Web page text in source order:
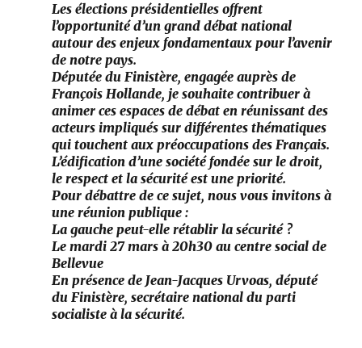
Les élections présidentielles offrent
l’opportunité d’un grand débat national
autour des enjeux fondamentaux pour l’avenir
de notre pays.
Députée du Finistère, engagée auprès de
François Hollande, je souhaite contribuer à
animer ces espaces de débat en réunissant des
acteurs impliqués sur différentes thématiques
qui touchent aux préoccupations des Français.
L’édification d’une société fondée sur le droit,
le respect et la sécurité est une priorité.
Pour débattre de ce sujet, nous vous invitons à
une réunion publique :
La gauche peut-elle rétablir la sécurité ?
Le mardi 27 mars à 20h30 au centre social de
Bellevue
En présence de Jean-Jacques Urvoas, député
du Finistère, secrétaire national du parti
socialiste à la sécurité.